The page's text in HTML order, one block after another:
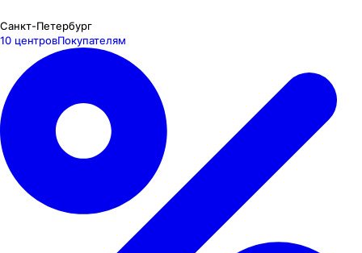
Санкт-Петербург
10 центровПокупателям